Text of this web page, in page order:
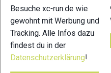
11
Besuche xc-run.de wie
gewohnt mit Werbung und
Tracking. Alle Infos dazu
findest du in der
Datenschutzerklärung!